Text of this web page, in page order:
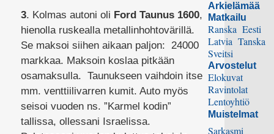
3. Kolmas autoni oli Ford Taunus 1600,
hienolla ruskealla metallinhohtovärillä.
Se maksoi siihen aikaan paljon: 24000
markkaa. Maksoin koslaa pitkään
osamaksulla. Taunukseen vaihdoin itse
mm. venttiilivarren kumit. Auto myös
seisoi vuoden ns. ”Karmel kodin”
tallissa, ollessani Israelissa.
Arkielämää
Matkailu
Ranska Eesti
Latvia Tanska
Sveitsi
Arvostelut
Elokuvat
Ravintolat
Lentoyhtiö
Muistelmat
Sarkasmi